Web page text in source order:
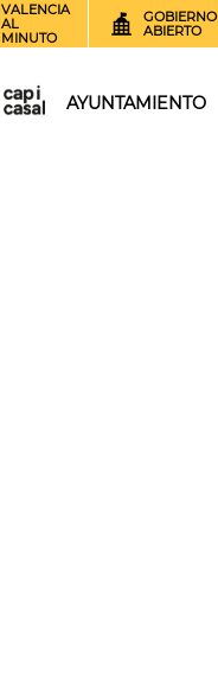
VALENCIA
AL
MINUTO
GOBIERNO
ABIERTO
AYUNTAMIENTO